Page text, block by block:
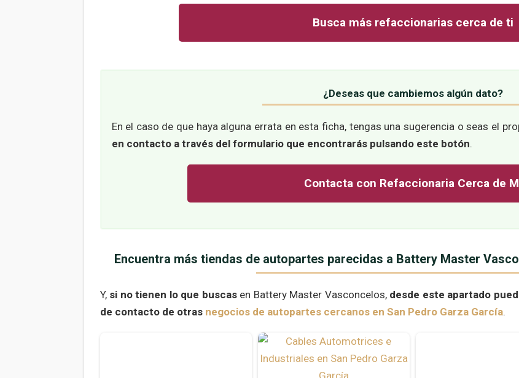
Busca más refaccionarias cerca de ti
¿Deseas que cambiemos algún dato?
En el caso de que haya alguna errata en esta ficha, tengas una sugerencia o seas el
en contacto a través del formulario que encontrarás pulsando este botón.
Contacta con Refaccionaria Cerca de
Encuentra más tiendas de autopartes parecidas a Battery Master
Y, si no tienen lo que buscasen Battery Master Vasconcelos, desde este apartado
de contacto de otras negocios de autopartes cercanos en San Pedro Garza García.